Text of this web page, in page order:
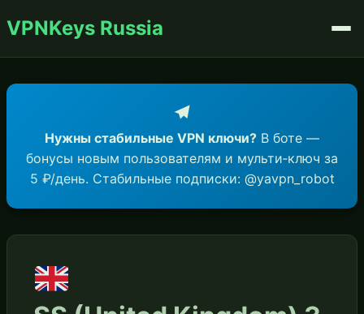
VPNKeys Russia
Нужны стабильные VPN ключи? В боте —
бонусы новым пользователям и мульти‑ключ за
5 ₽/день. Стабильные подписки: @yavpn_robot